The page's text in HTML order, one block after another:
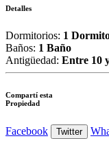
Detalles
Dormitorios: 1
Baños: 1 Baño
Antigüedad: Entre 10
Compartí esta
Propiedad
Facebook Twitter